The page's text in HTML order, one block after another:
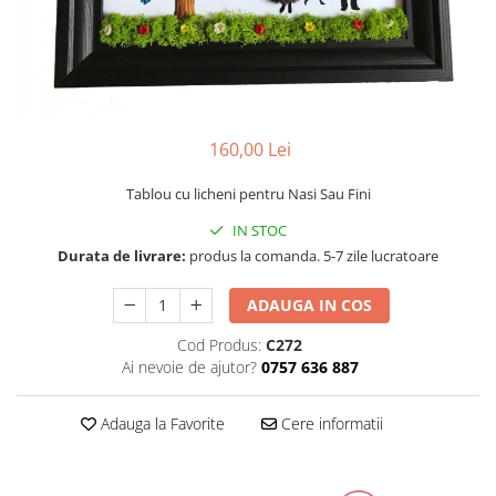
Tablou licheni pentru Barbati
Tablouri 40/30
Tablouri cu licheni pentru Nasi si
Tablouri fluturi
160,00 Lei
Tablou cu licheni pentru Nasi Sau Fini
IN STOC
Durata de livrare: produs la comanda. 5-7 zile lucratoare
ADAUGA IN COS
Cod Produs: C272
Ai nevoie de ajutor? 0757 636 887
Adauga la Favorite Cere informatii